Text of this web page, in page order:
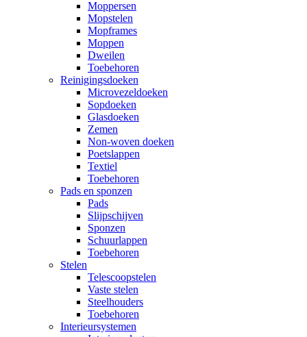
Moppersen
Mopstelen
Mopframes
Moppen
Dweilen
Toebehoren
Reinigingsdoeken
Microvezeldoeken
Sopdoeken
Glasdoeken
Zemen
Non-woven doeken
Poetslappen
Textiel
Toebehoren
Pads en sponzen
Pads
Slijpschijven
Sponzen
Schuurlappen
Toebehoren
Stelen
Telescoopstelen
Vaste stelen
Steelhouders
Toebehoren
Interieursystemen